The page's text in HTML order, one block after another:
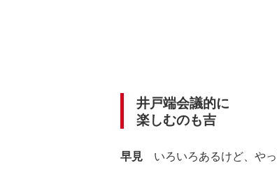
井戸端会議的に
楽しむのも吉
早見 いろいろあるけど、や